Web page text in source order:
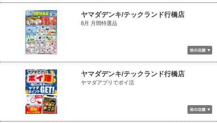
ヤマダデンキ/テックランド行橋店
8月 月間特選品
ヤマダデンキ/テックランド行橋店
ヤマダアプリでポイ活